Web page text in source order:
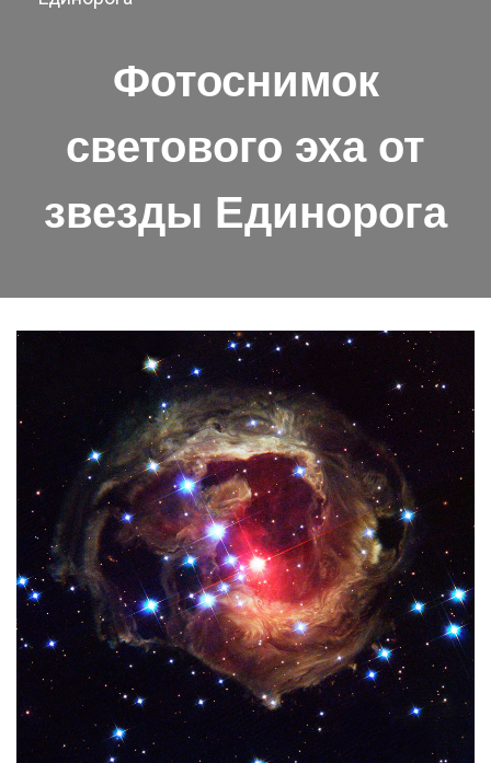
Фотоснимок
светового эха от
звезды Единорога